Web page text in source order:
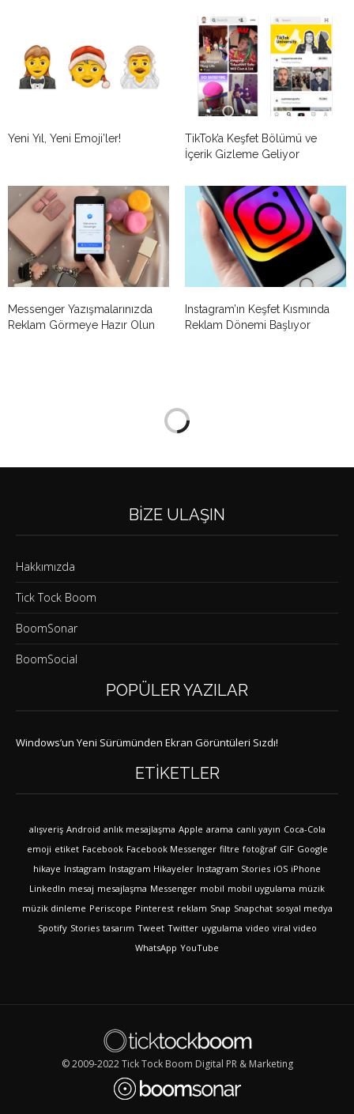
Yeni Yıl, Yeni Emoji’ler!
TikTok’a Keşfet Bölümü ve
İçerik Gizleme Geliyor
Messenger Yazışmalarınızda
Reklam Görmeye Hazır Olun
Instagram’ın Keşfet Kısmında
Reklam Dönemi Başlıyor
BIZE ULAŞIN
Hakkımızda
Tick Tock Boom
BoomSonar
BoomSocial
POPÜLER YAZILAR
Windows’un Yeni Sürümünden Ekran Görüntüleri Sızdı!
ETIKETLER
alışveriş Android anlık mesajlaşma Apple arama canlı yayın Coca-Cola
emoji etiket Facebook Facebook Messenger filtre fotoğraf GIF Google
hikaye Instagram Instagram Hikayeler Instagram Stories iOS iPhone
LinkedIn mesaj mesajlaşma Messenger mobil mobil uygulama müzik
müzik dinleme Periscope Pinterest reklam Snap Snapchat sosyal medya
Spotify Stories tasarım Tweet Twitter uygulama video viral video
WhatsApp YouTube
© 2009-2022 Tick Tock Boom Digital PR & Marketing